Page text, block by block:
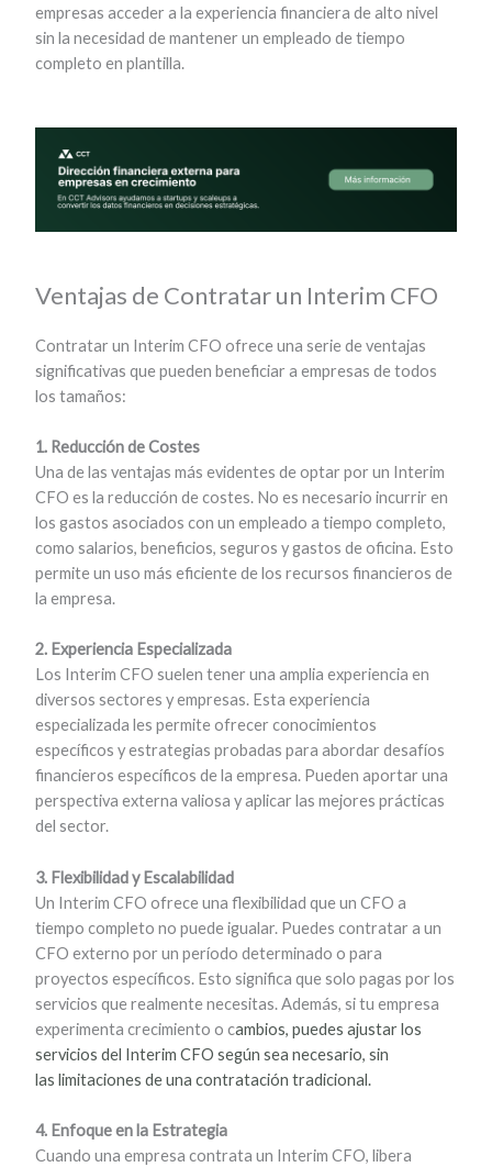
empresas acceder a la experiencia financiera de alto nivel
sin la necesidad de mantener un empleado de tiempo
completo en plantilla.
Ventajas de Contratar un Interim CFO
Contratar un Interim CFO ofrece una serie de ventajas
significativas que pueden beneficiar a empresas de todos
los tamaños:
1. Reducción de Costes
Una de las ventajas más evidentes de optar por un Interim
CFO es la reducción de costes. No es necesario incurrir en
los gastos asociados con un empleado a tiempo completo,
como salarios, beneficios, seguros y gastos de oficina. Esto
permite un uso más eficiente de los recursos financieros de
la empresa.
2. Experiencia Especializada
Los Interim CFO suelen tener una amplia experiencia en
diversos sectores y empresas. Esta experiencia
especializada les permite ofrecer conocimientos
específicos y estrategias probadas para abordar desafíos
financieros específicos de la empresa. Pueden aportar una
perspectiva externa valiosa y aplicar las mejores prácticas
del sector.
3. Flexibilidad y Escalabilidad
Un Interim CFO ofrece una flexibilidad que un CFO a
tiempo completo no puede igualar. Puedes contratar a un
CFO externo por un período determinado o para
proyectos específicos. Esto significa que solo pagas por los
servicios que realmente necesitas. Además, si tu empresa
experimenta crecimiento o cambios, puedes ajustar los
servicios del Interim CFO según sea necesario, sin
laslimitaciones de una contratación tradicional.
4. Enfoque en la Estrategia
Cuando una empresa contrata un Interim CFO, libera